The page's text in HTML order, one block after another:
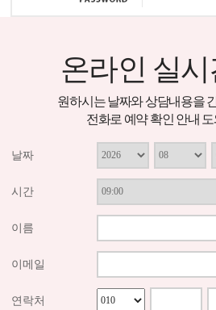
온라인 실
원하시는 날짜와 상담내용을
전화로 예약 확인 안내
날짜
시간
이름
이메일
연락처